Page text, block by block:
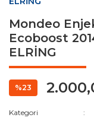
Mondeo
Ecoboost
ELRİNG
%23
Kategori